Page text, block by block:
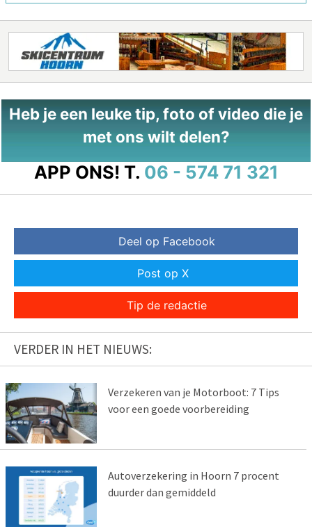
Heb je een leuke tip, foto of video die je
met ons wilt delen?
APP ONS! T. 06 - 574 71 321
Deel op Facebook
Post op X
Tip de redactie
VERDER IN HET NIEUWS:
Verzekeren van je Motorboot: 7 Tips
voor een goede voorbereiding
Autoverzekering in Hoorn 7 procent
duurder dan gemiddeld